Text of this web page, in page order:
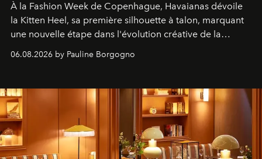
À la Fashion Week de Copenhague, Havaianas dévoile
la Kitten Heel, sa première silhouette à talon, marquant
une nouvelle étape dans l'évolution créative de la
06.08.2026 by Pauline Borgogno